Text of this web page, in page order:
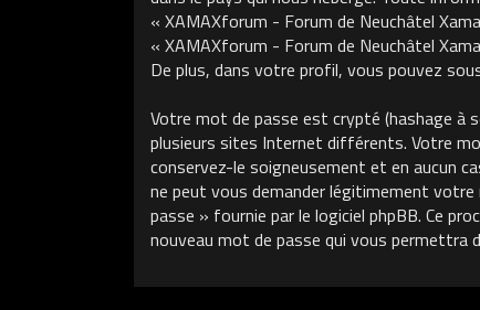
« XAMAXforum - Forum de Neuchâtel
« XAMAXforum - Forum de Neuchâtel
De plus, dans votre profil, vous pouvez
Votre mot de passe est crypté (hashage à
plusieurs sites Internet différents. Votre
conservez-le soigneusement et en aucun
ne peut vous demander légitimement
passe » fournie par le logiciel phpBB. Ce
nouveau mot de passe qui vous permettra